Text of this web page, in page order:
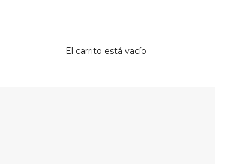
El carrito está vacío